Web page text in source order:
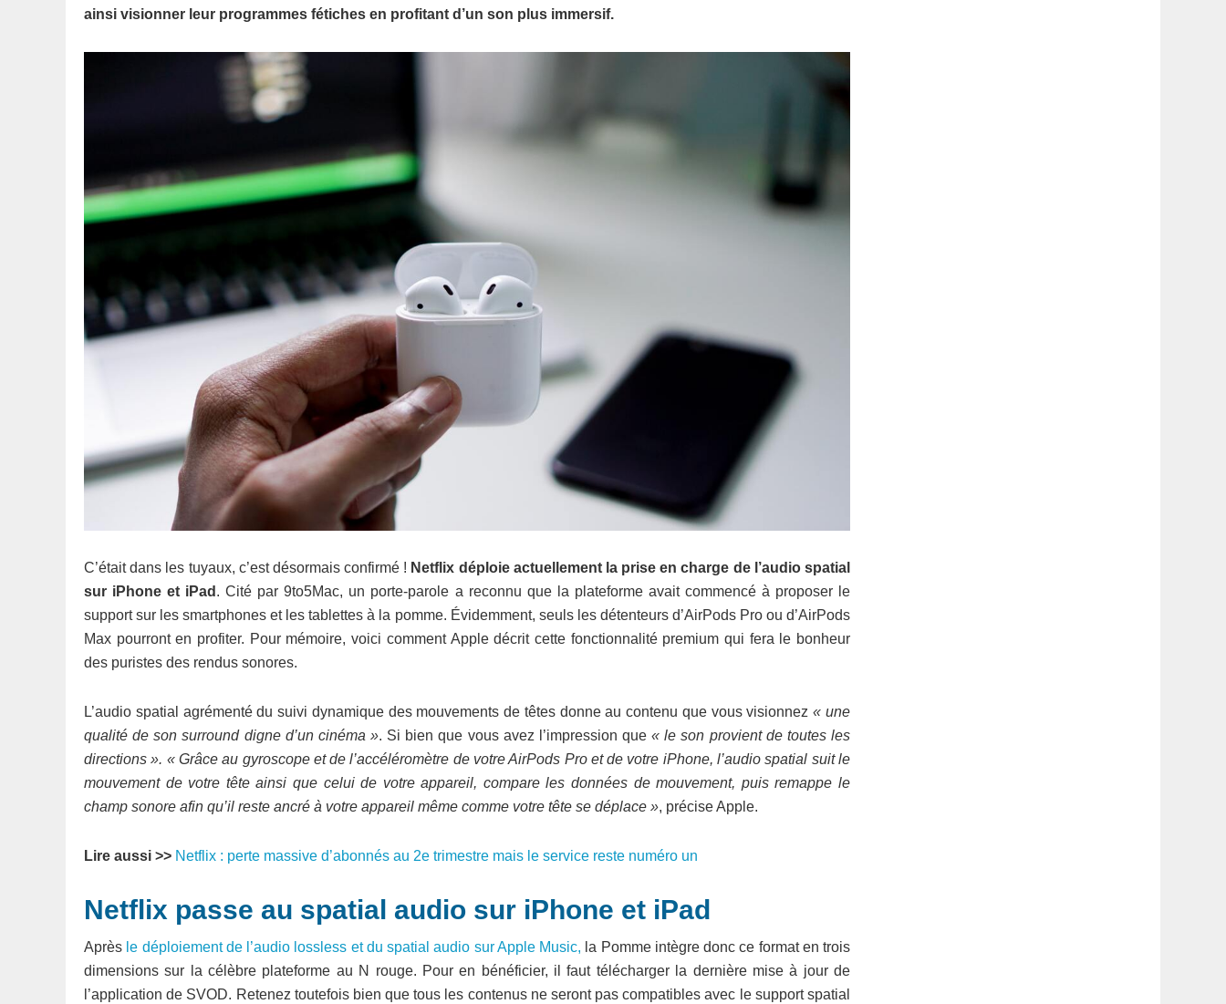
ainsi visionner leur programmes fétiches en profitant d’un son plus immersif.
C’était dans les tuyaux, c’est désormais confirmé ! Netflix déploie actuellement la prise en charge de l’audio spatial
sur iPhone et iPad . Cité par 9to5Mac, un porte-parole a reconnu que la plateforme avait commencé à proposer le
support sur les smartphones et les tablettes à la pomme. Évidemment, seuls les détenteurs d’AirPods Pro ou d’AirPods
Max pourront en profiter. Pour mémoire, voici comment Apple décrit cette fonctionnalité premium qui fera le bonheur
des puristes des rendus sonores.
L’audio spatial agrémenté du suivi dynamique des mouvements de têtes donne au contenu que vous visionnez« une
qualité de son surround digne d’un cinéma ». Si bien que vous avez l’impression que« le son provient de toutes les
directions ». « Grâce au gyroscope et de l’accéléromètre de votre AirPods Pro et de votre iPhone, l’audio spatial suit le
mouvement de votre tête ainsi que celui de votre appareil, compare les données de mouvement, puis remappe le
champ sonore afin qu’il reste ancré à votre appareil même comme votre tête se déplace », précise Apple.
Lire aussi >> Netflix : perte massive d’abonnés au 2e trimestre mais le service reste numéro un
Netflix passe au spatial audio sur iPhone et iPad
Après le déploiement de l’audio lossless et du spatial audio sur Apple Music, la Pomme intègre donc ce format en trois
dimensions sur la célèbre plateforme au N rouge. Pour en bénéficier, il faut télécharger la dernière mise à jour de
l’application de SVOD. Retenez toutefois bien que tous les contenus ne seront pas compatibles avec le support spatial